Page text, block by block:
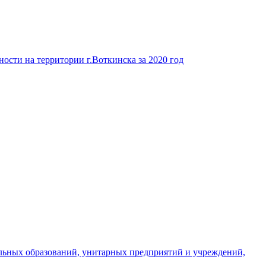
на территории г.Воткинска за 2020 год
образований, унитарных предприятий и учреждений,